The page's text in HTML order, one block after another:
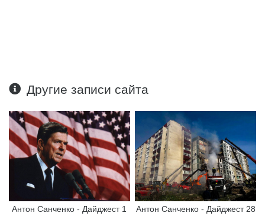
Другие записи сайта
Антон Санченко - Дайджест 1
Антон Санченко - Дайджест 28